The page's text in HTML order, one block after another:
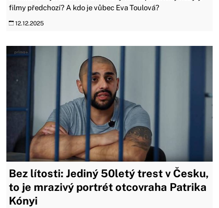
filmy předchozí? A kdo je vůbec Eva Toulová?
12.12.2025
Bez lítosti: Jediný 50letý trest v Česku,
to je mrazivý portrét otcovraha Patrika
Kónyi